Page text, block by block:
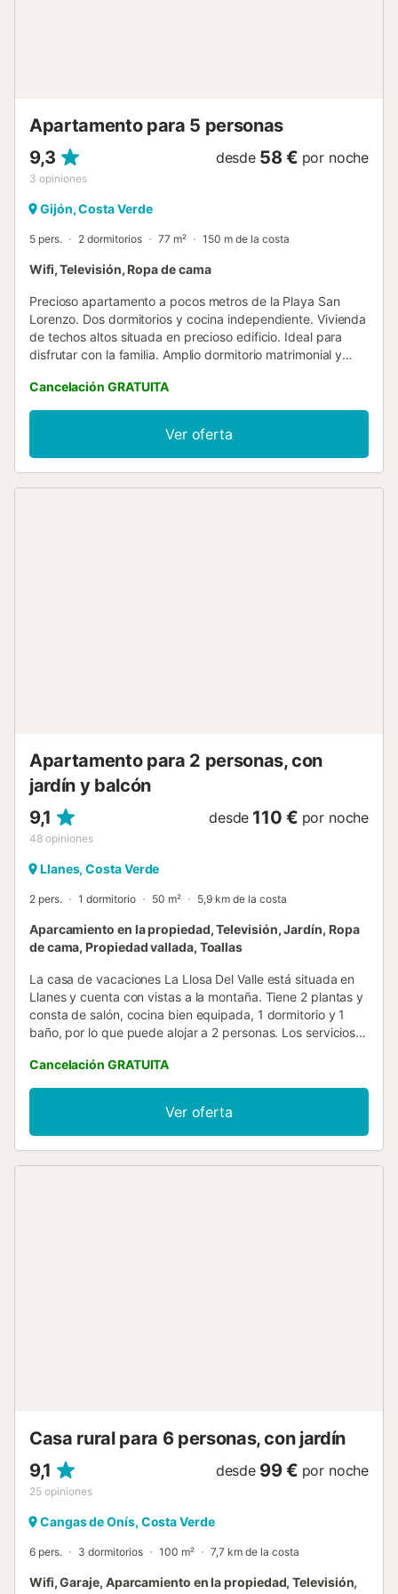
Apartamento para 5 personas
9,3
3 opiniones
desde 58 € por noche
Gijón, Costa Verde
5 pers. 2 dormitorios 77 m² 150 m de la costa
Wifi, Televisión, Ropa de cama
Precioso apartamento a pocos metros de la Playa San
Lorenzo. Dos dormitorios y cocina independiente. Vivienda
de techos altos situada en precioso edificio. Ideal para
disfrutar con la familia. Amplio dormitorio matrimonial y
Cancelación GRATUITA
Ver oferta
Apartamento para 2 personas, con
jardín y balcón
9,1
48 opiniones
desde 110 € por noche
Llanes, Costa Verde
2 pers. 1 dormitorio 50 m² 5,9 km de la costa
Aparcamiento en la propiedad, Televisión, Jardín, Ropa
de cama, Propiedad vallada, Toallas
La casa de vacaciones La Llosa Del Valle está situada en
Llanes y cuenta con vistas a la montaña. Tiene 2 plantas y
consta de salón, cocina bien equipada, 1 dormitorio y 1
baño, por lo que puede alojar a 2 personas. Los servicios
una cuna disponible. Este alojamiento no ofrece: Wi-Fi y
aire acondicionado. Este alojamiento dispone de un
espacio privado al aire libre con jardín, terraza y barbacoa.
Hay una plaza de aparcamiento disponible en el recinto.
Se permite un máximo de 2 mascotas. No se permite
Cancelación GRATUITA
Ver oferta
Casa rural para 6 personas, con jardín
9,1
25 opiniones
desde 99 € por noche
Cangas de Onís, Costa Verde
6 pers. 3 dormitorios 100 m² 7,7 km de la costa
Wifi, Garaje, Aparcamiento en la propiedad, Televisión,